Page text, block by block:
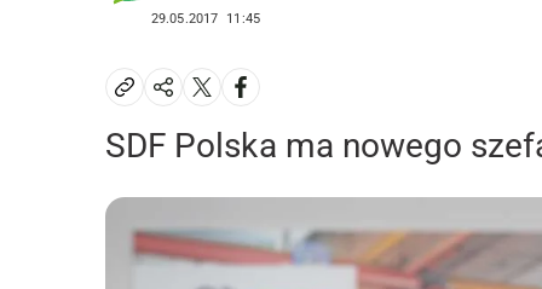
29.05.2017 11:45
SDF Polska ma nowego